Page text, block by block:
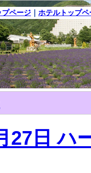
プページ ｜ ホテルトップペ
27日 ハ